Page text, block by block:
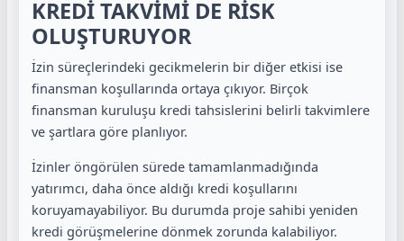
KREDİ TAKVİMİ DE RİSK
OLUŞTURUYOR
İzin süreçlerindeki gecikmelerin bir diğer etkisi ise
finansman koşullarında ortaya çıkıyor. Birçok
finansman kuruluşu kredi tahsislerini belirli takvimlere
ve şartlara göre planlıyor.
İzinler öngörülen sürede tamamlanmadığında
yatırımcı, daha önce aldığı kredi koşullarını
koruyamayabiliyor. Bu durumda proje sahibi yeniden
kredi görüşmelerine dönmek zorunda kalabiliyor.